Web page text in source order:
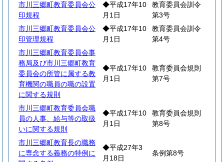
市川三郷町教育委員会公
印規程
◆平成17年10
月1日
教育委員会訓令
第3号
市川三郷町教育委員会公
印管理規程
◆平成17年10
月1日
教育委員会訓令
第4号
市川三郷町教育委員会事
務局及び市川三郷町教育
委員会の所管に属する教
育機関の職員の職の設置
に関する規則
◆平成17年10
月1日
教育委員会規則
第7号
市川三郷町教育委員会職
員の人事、給与等の取扱
いに関する規則
◆平成17年10
月1日
教育委員会規則
第8号
市川三郷町教育長の職務
に専念する義務の特例に
◆平成27年3
月18日
条例第8号